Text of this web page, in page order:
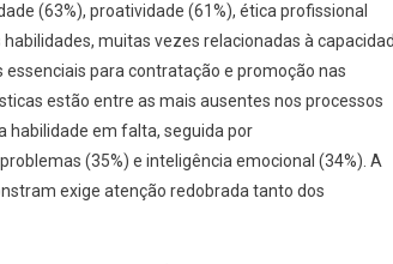
(63%), proatividade (61%), ética profissional
muitas vezes relacionadas à
para contratação e promoção nas
estão entre as mais ausentes nos processos
habilidade em falta, seguida por
(35%) e inteligência emocional (34%). A
exige atenção redobrada tanto dos